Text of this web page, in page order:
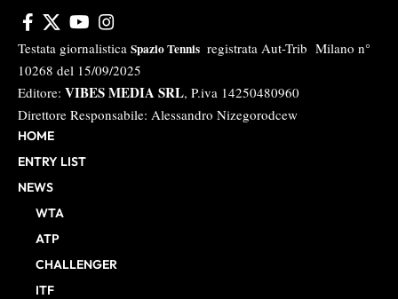
Testata giornalistica Spazio Tennis registrata Aut-Trib Milano n°
10268 del 15/09/2025
Editore: VIBES MEDIA SRL, P.iva 14250480960
Direttore Responsabile: Alessandro Nizegorodcew
HOME
ENTRY LIST
NEWS
WTA
ATP
CHALLENGER
ITF